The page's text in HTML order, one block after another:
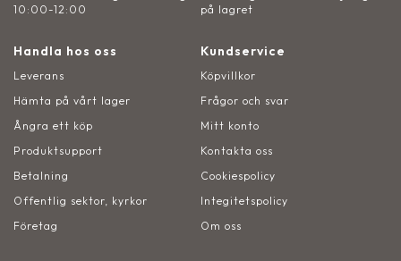
10:00-12:00
på lagret
Handla hos oss
Leverans
Hämta på vårt lager
Ångra ett köp
Produktsupport
Betalning
Offentlig sektor, kyrkor
Företag
Kundservice
Köpvillkor
Frågor och svar
Mitt konto
Kontakta oss
Cookiespolicy
Integitetspolicy
Om oss